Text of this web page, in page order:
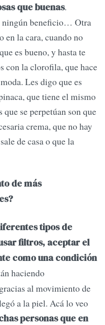
que buenas.
ningún beneficio… Otra
en la cara, cuando no
es bueno, y hasta te
con la clorofila, que hace
Les digo que es
que tiene el mismo
se perpetúan son que
crema, que no hay
de casa o que la
de más
tipos de
filtros, aceptar el
como una condición
haciendo
al movimiento de
a la piel. Acá lo veo
personas que en